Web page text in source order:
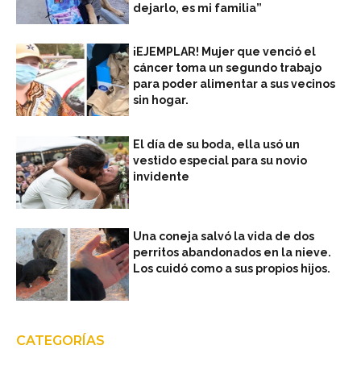
dejarlo, es mi familia”
¡EJEMPLAR! Mujer que venció el
cáncer toma un segundo trabajo
para poder alimentar a sus vecinos
sin hogar.
El día de su boda, ella usó un
vestido especial para su novio
invidente
Una coneja salvó la vida de dos
perritos abandonados en la nieve.
Los cuidó como a sus propios hijos.
CATEGORÍAS